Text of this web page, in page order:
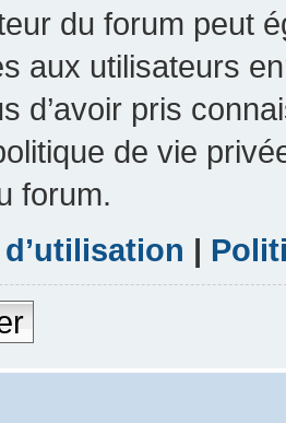
du forum peut
aux utilisateurs
d’avoir pris
de vie
forum.
|